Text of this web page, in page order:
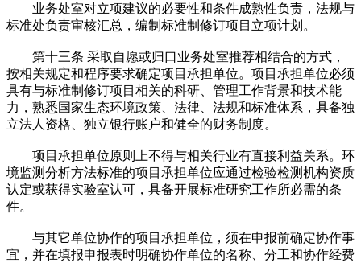
业务处室对立项建议的必要性和条件成熟性负责，法规与
标准处负责审核汇总，编制标准制修订项目立项计划。
第十三条 采取自愿或归口业务处室推荐相结合的方式，
按相关规定和程序要求确定项目承担单位。项目承担单位必须
具有与标准制修订项目相关的科研、管理工作背景和技术能
力，熟悉国家生态环境政策、法律、法规和标准体系，具备独
立法人资格、独立银行账户和健全的财务制度。
项目承担单位原则上不得与相关行业有直接利益关系。环
境监测分析方法标准的项目承担单位应通过检验检测机构资质
认定或获得实验室认可，具备开展标准研究工作所必需的条
件。
与其它单位协作的项目承担单位，须在申报前确定协作事
宜，并在填报申报表时明确协作单位的名称、分工和协作经费